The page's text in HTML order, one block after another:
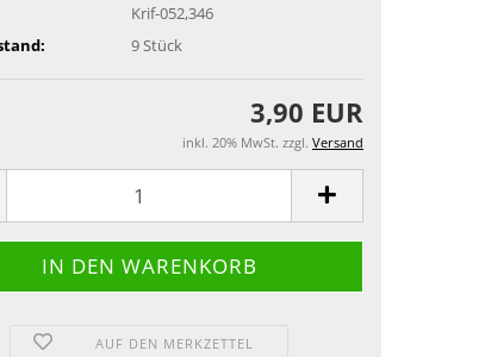
Krif-052,346
9 Stück
3,90 EUR
inkl. 20% MwSt. zzgl. Versand
AUF DEN MERKZETTEL